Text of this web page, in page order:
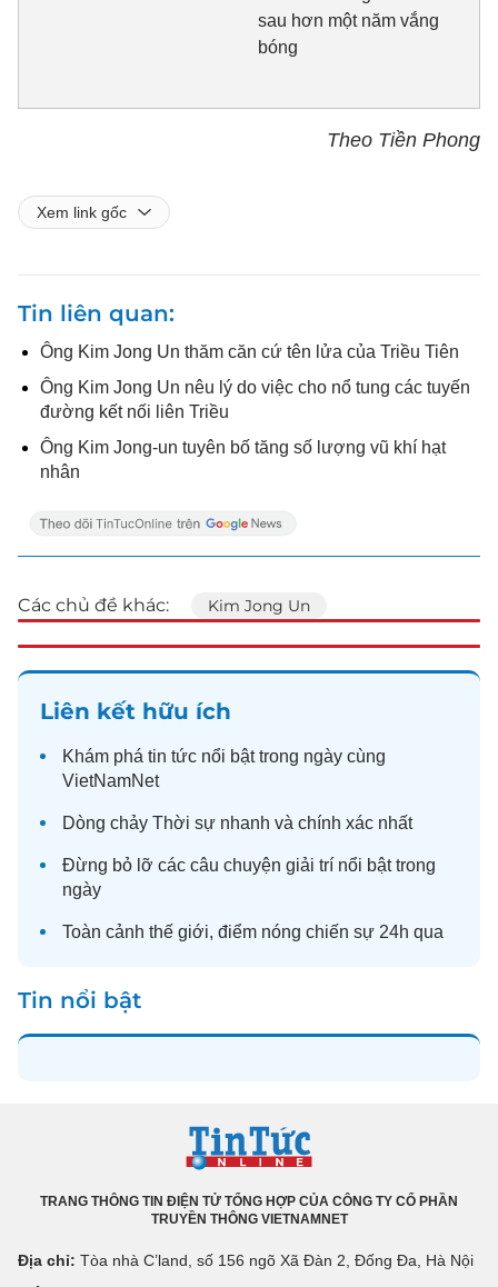
sau hơn một năm vắng
bóng
Theo Tiền Phong
Xem link gốc
Tin liên quan
Ông Kim Jong Un thăm căn cứ tên lửa của Triều Tiên
Ông Kim Jong Un nêu lý do việc cho nổ tung các tuyến
đường kết nối liên Triều
Ông Kim Jong-un tuyên bố tăng số lượng vũ khí hạt
nhân
Các chủ đề khác: Kim Jong Un
Liên kết hữu ích
Khám phá tin tức nổi bật trong ngày cùng
VietNamNet
Dòng chảy Thời sự nhanh và chính xác nhất
Đừng bỏ lỡ các câu chuyện giải trí nổi bật trong
ngày
Toàn cảnh thế giới, điểm nóng chiến sự 24h qua
Tin nổi bật
TRANG THÔNG TIN ĐIỆN TỬ TỔNG HỢP CỦA CÔNG TY CỔ PHẦN
TRUYỀN THÔNG VIETNAMNET
Địa chỉ: Tòa nhà C’land, số 156 ngõ Xã Đàn 2, Đống Đa, Hà Nội